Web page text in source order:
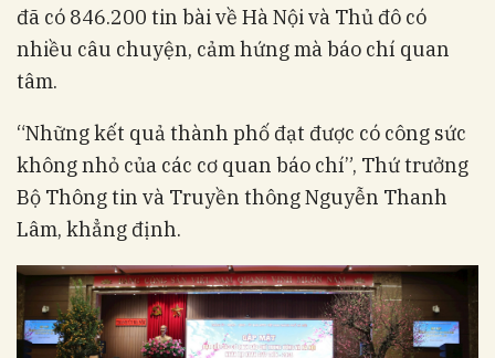
đã có 846.200 tin bài về Hà Nội và Thủ đô có
nhiều câu chuyện, cảm hứng mà báo chí quan
tâm.
“Những kết quả thành phố đạt được có công sức
không nhỏ của các cơ quan báo chí”, Thứ trưởng
Bộ Thông tin và Truyền thông Nguyễn Thanh
Lâm, khẳng định.